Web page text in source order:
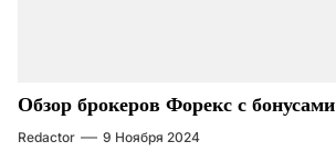
Обзор брокеров Форекс с бонусами
Redactor 9 Ноября 2024